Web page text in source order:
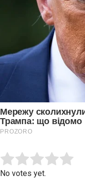
Rate this item:
No votes yet.